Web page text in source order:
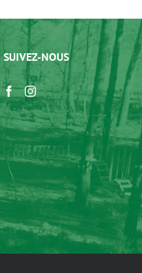
SUIVEZ-NOUS